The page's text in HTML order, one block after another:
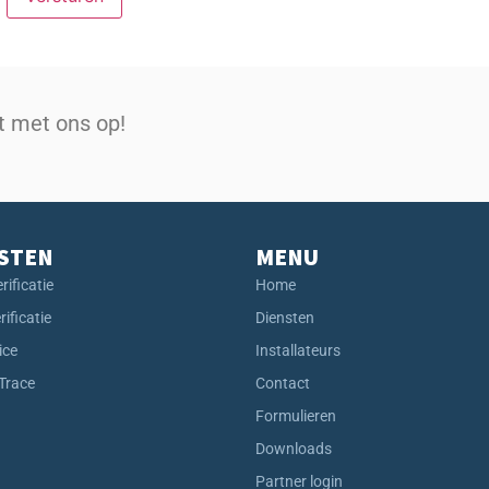
met ons op!
MENU
Home
Diensten
Installateurs
Contact
Formulieren
Downloads
Partner login